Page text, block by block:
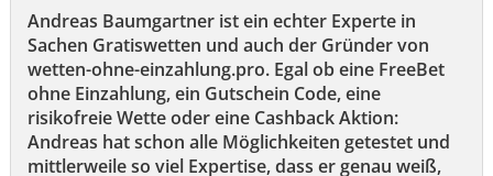
Andreas Baumgartner ist ein echter Experte in
Sachen Gratiswetten und auch der Gründer von
wetten-ohne-einzahlung.pro. Egal ob eine FreeBet
ohne Einzahlung, ein Gutschein Code, eine
risikofreie Wette oder eine Cashback Aktion:
Andreas hat schon alle Möglichkeiten getestet und
mittlerweile so viel Expertise, dass er genau weiß,